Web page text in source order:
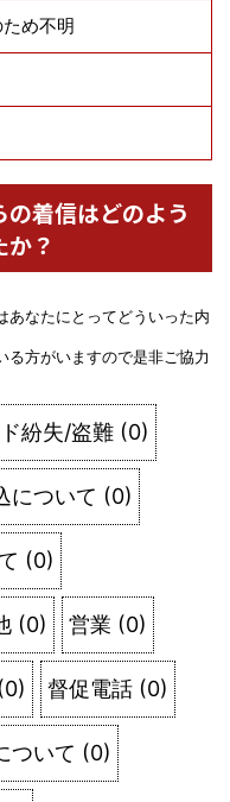
め不明
着信はどのよう
？
あなたにとってどういった内
る方がいますので是非ご協力
紛失/盗難 (0)
について (0)
(0)
(0) 営業 (0)
(0) 督促電話 (0)
ついて (0)